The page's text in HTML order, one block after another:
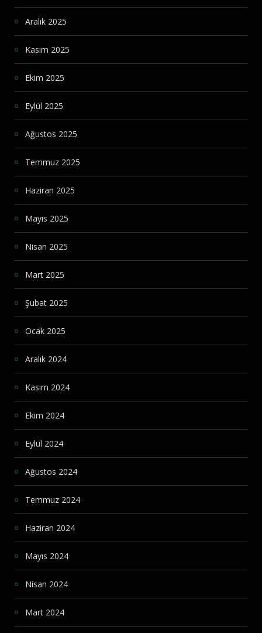
Aralık 2025
Kasım 2025
Ekim 2025
Eylül 2025
Ağustos 2025
Temmuz 2025
Haziran 2025
Mayıs 2025
Nisan 2025
Mart 2025
Şubat 2025
Ocak 2025
Aralık 2024
Kasım 2024
Ekim 2024
Eylül 2024
Ağustos 2024
Temmuz 2024
Haziran 2024
Mayıs 2024
Nisan 2024
Mart 2024